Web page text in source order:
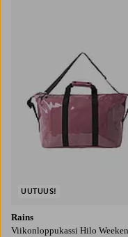
Rains
Viikonloppukassi Hilo
UUTUUS!